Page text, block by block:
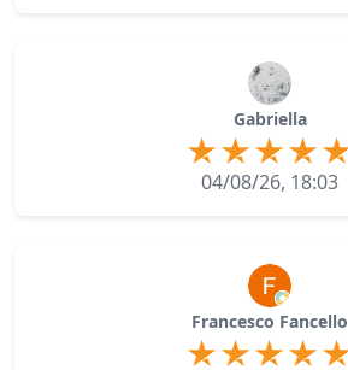
Gabriella
04/08/26, 18:03
Francesco Fancello